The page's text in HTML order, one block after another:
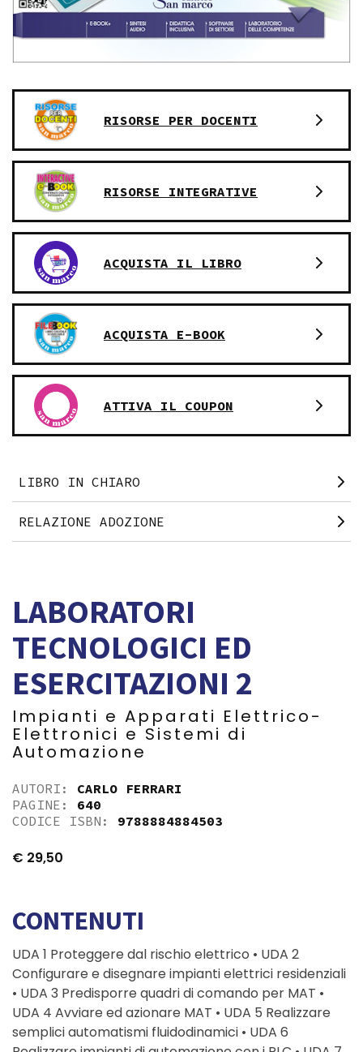
RISORSE PER DOCENTI
RISORSE INTEGRATIVE
ACQUISTA IL LIBRO
ACQUISTA E-BOOK
ATTIVA IL COUPON
LIBRO IN CHIARO
RELAZIONE ADOZIONE
LABORATORI
TECNOLOGICI ED
ESERCITAZIONI 2
Impianti e Apparati Elettrico-
Elettronici e Sistemi di
Automazione
AUTORI:
CARLO FERRARI
PAGINE: 640
CODICE ISBN: 9788884884503
€ 29,50
CONTENUTI
UDA 1 Proteggere dal rischio elettrico • UDA 2
Configurare e disegnare impianti elettrici residenziali
• UDA 3 Predisporre quadri di comando per MAT •
UDA 4 Avviare ed azionare MAT • UDA 5 Realizzare
semplici automatismi fluidodinamici • UDA 6